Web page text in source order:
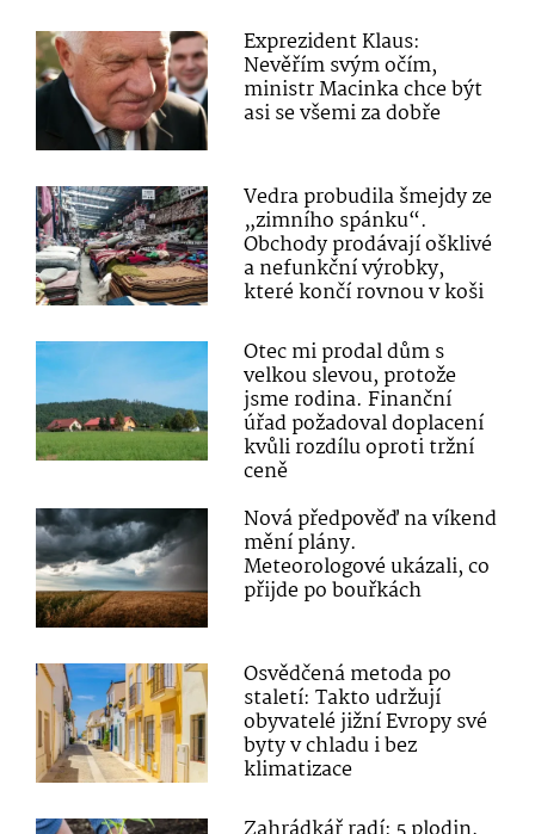
Exprezident Klaus:
Nevěřím svým očím,
ministr Macinka chce být
asi se všemi za dobře
Vedra probudila šmejdy ze
„zimního spánku“.
Obchody prodávají ošklivé
a nefunkční výrobky,
které končí rovnou v koši
Otec mi prodal dům s
velkou slevou, protože
jsme rodina. Finanční
úřad požadoval doplacení
kvůli rozdílu oproti tržní
ceně
Nová předpověď na víkend
mění plány.
Meteorologové ukázali, co
přijde po bouřkách
Osvědčená metoda po
staletí: Takto udržují
obyvatelé jižní Evropy své
byty v chladu i bez
klimatizace